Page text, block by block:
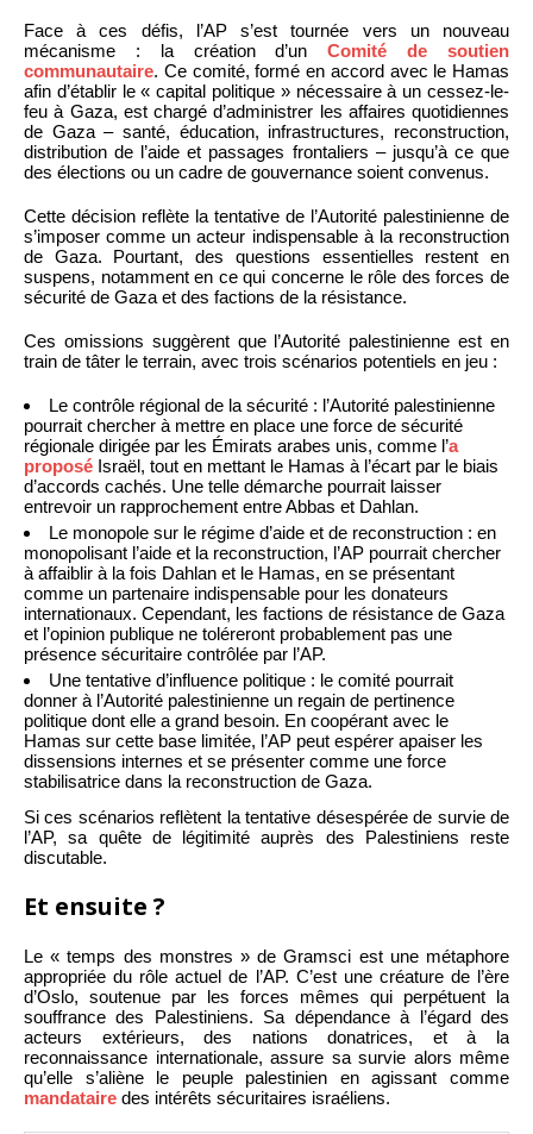
Face à ces défis, l’AP s’est tournée vers un nouveau
mécanisme : la création d’unComité de soutien
communautaire. Ce comité, formé en accord avec le Hamas
afin d’établir le « capital politique » nécessaire à un cessez-le-
feu à Gaza, est chargé d’administrer les affaires quotidiennes
de Gaza – santé, éducation, infrastructures, reconstruction,
distribution de l’aide et passages frontaliers – jusqu’à ce que
des élections ou un cadre de gouvernance soient convenus.
Cette décision reflète la tentative de l’Autorité palestinienne de
s’imposer comme un acteur indispensable à la reconstruction
de Gaza. Pourtant, des questions essentielles restent en
suspens, notamment en ce qui concerne le rôle des forces de
sécurité de Gaza et des factions de la résistance.
Ces omissions suggèrent que l’Autorité palestinienne est en
train de tâter le terrain, avec trois scénarios potentiels en jeu :
Le contrôle régional de la sécurité : l’Autorité palestinienne
pourrait chercher à mettre en place une force de sécurité
régionale dirigée par les Émirats arabes unis, comme l’a
proposé Israël, tout en mettant le Hamas à l’écart par le biais
d’accords cachés. Une telle démarche pourrait laisser
entrevoir un rapprochement entre Abbas et Dahlan.
Le monopole sur le régime d’aide et de reconstruction : en
monopolisant l’aide et la reconstruction, l’AP pourrait chercher
à affaiblir à la fois Dahlan et le Hamas, en se présentant
comme un partenaire indispensable pour les donateurs
internationaux. Cependant, les factions de résistance de Gaza
et l’opinion publique ne toléreront probablement pas une
présence sécuritaire contrôlée par l’AP.
Une tentative d’influence politique : le comité pourrait
donner à l’Autorité palestinienne un regain de pertinence
politique dont elle a grand besoin. En coopérant avec le
Hamas sur cette base limitée, l’AP peut espérer apaiser les
dissensions internes et se présenter comme une force
stabilisatrice dans la reconstruction de Gaza.
Si ces scénarios reflètent la tentative désespérée de survie de
l’AP, sa quête de légitimité auprès des Palestiniens reste
discutable.
Et ensuite ?
Le « temps des monstres » de Gramsci est une métaphore
appropriée du rôle actuel de l’AP. C’est une créature de l’ère
d’Oslo, soutenue par les forces mêmes qui perpétuent la
souffrance des Palestiniens. Sa dépendance à l’égard des
acteurs extérieurs, des nations donatrices, et à la
reconnaissance internationale, assure sa survie alors même
qu’elle s’aliène le peuple palestinien en agissant comme
mandataire des intérêts sécuritaires israéliens.